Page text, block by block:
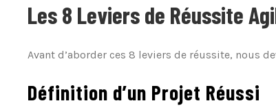
Les 8 Leviers de Réussite
Avant d’aborder ces 8 leviers de réussite, nous
Définition d’un Projet Réussi